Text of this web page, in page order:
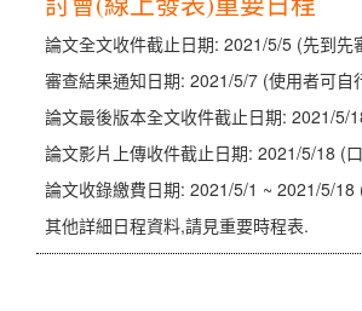
論文全文收件截止日期: 2021/5/5 (先到先
審查結果通知日期: 2021/5/7 (使用者可自
論文最後版本全文收件截止日期: 2021/5/
論文影片上傳收件截止日期: 2021/5/18 (
論文收錄繳費日期: 2021/5/1 ~ 2021/5/18
其他詳細日程資料,請見重要時程表.